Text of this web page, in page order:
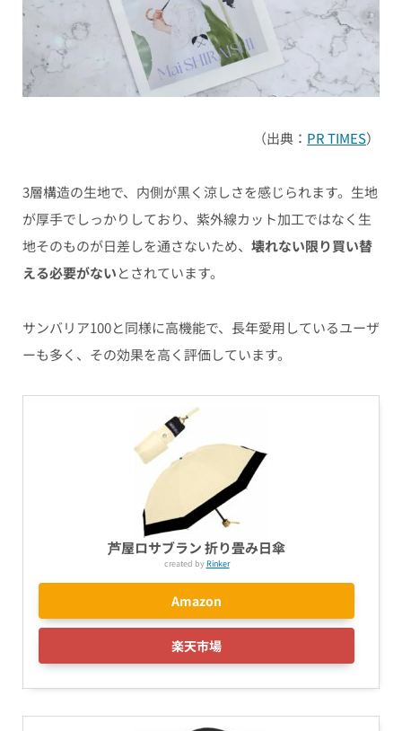
（出典： PR TIMES）
3層構造の生地で、内側が黒く涼しさを感じられます。生地
が厚手でしっかりしており、紫外線カット加工ではなく生
地そのものが日差しを通さないため、 壊れない限り買い替
える必要がないとされています。
サンバリア100と同様に高機能で、長年愛用しているユーザ
ーも多く、その効果を高く評価しています。
芦屋ロサブラン 折り畳み日傘
created byRinker
Amazon
楽天市場